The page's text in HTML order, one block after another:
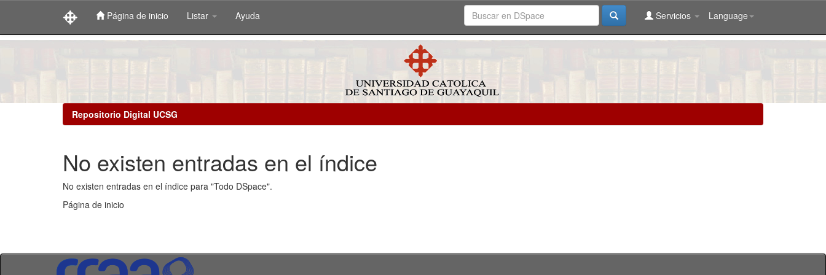
Página de inicio Listar Ayuda Language
Servicios
Repositorio Digital UCSG
No existen entradas en el índice
No existen entradas en el índice para "Todo DSpace".
Página de inicio